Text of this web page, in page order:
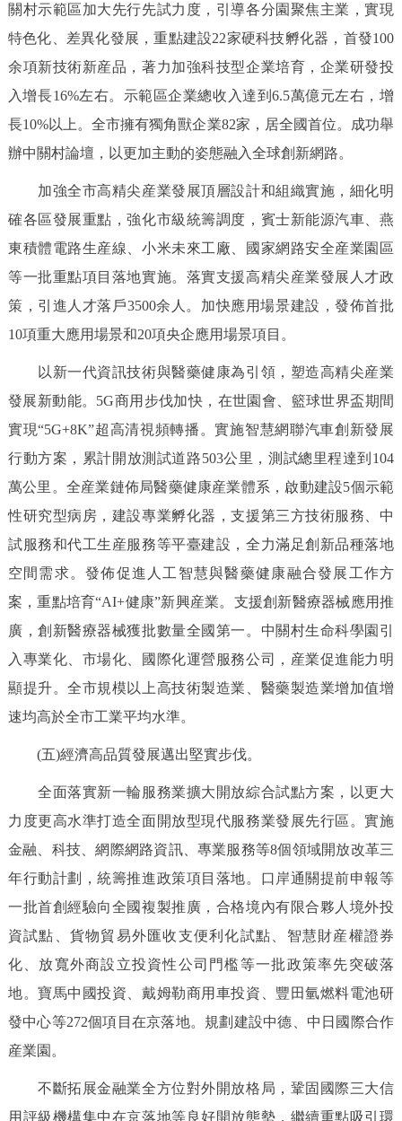
關村示範區加大先行先試力度，引導各分園聚焦主業，實現
特色化、差異化發展，重點建設22家硬科技孵化器，首發100
余項新技術新産品，著力加強科技型企業培育，企業研發投
入增長16%左右。示範區企業總收入達到6.5萬億元左右，增
長10%以上。全市擁有獨角獸企業82家，居全國首位。成功舉
辦中關村論壇，以更加主動的姿態融入全球創新網路。
加強全市高精尖産業發展頂層設計和組織實施，細化明
確各區發展重點，強化市級統籌調度，賓士新能源汽車、燕
東積體電路生産線、小米未來工廠、國家網路安全産業園區
等一批重點項目落地實施。落實支援高精尖産業發展人才政
策，引進人才落戶3500余人。加快應用場景建設，發佈首批
10項重大應用場景和20項央企應用場景項目。
以新一代資訊技術與醫藥健康為引領，塑造高精尖産業
發展新動能。5G商用步伐加快，在世園會、籃球世界盃期間
實現“5G+8K”超高清視頻轉播。實施智慧網聯汽車創新發展
行動方案，累計開放測試道路503公里，測試總里程達到104
萬公里。全産業鏈佈局醫藥健康産業體系，啟動建設5個示範
性研究型病房，建設專業孵化器，支援第三方技術服務、中
試服務和代工生産服務等平臺建設，全力滿足創新品種落地
空間需求。發佈促進人工智慧與醫藥健康融合發展工作方
案，重點培育“AI+健康”新興産業。支援創新醫療器械應用推
廣，創新醫療器械獲批數量全國第一。中關村生命科學園引
入專業化、市場化、國際化運營服務公司，産業促進能力明
顯提升。全市規模以上高技術製造業、醫藥製造業增加值增
速均高於全市工業平均水準。
(五)經濟高品質發展邁出堅實步伐。
全面落實新一輪服務業擴大開放綜合試點方案，以更大
力度更高水準打造全面開放型現代服務業發展先行區。實施
金融、科技、網際網路資訊、專業服務等8個領域開放改革三
年行動計劃，統籌推進政策項目落地。口岸通關提前申報等
一批首創經驗向全國複製推廣，合格境內有限合夥人境外投
資試點、貨物貿易外匯收支便利化試點、智慧財産權證券
化、放寬外商設立投資性公司門檻等一批政策率先突破落
地。寶馬中國投資、戴姆勒商用車投資、豐田氫燃料電池研
發中心等272個項目在京落地。規劃建設中德、中日國際合作
産業園。
不斷拓展金融業全方位對外開放格局，鞏固國際三大信
用評級機構集中在京落地等良好開放態勢，繼續重點吸引環